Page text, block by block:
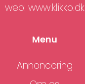
web: www.klikko.dk
Menu
Annoncering